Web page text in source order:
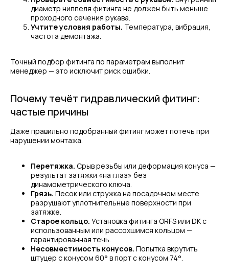
диаметр ниппеля фитинга не должен быть меньше
проходного сечения рукава.
Учтите условия работы. Температура, вибрация,
частота демонтажа.
Точный подбор фитинга по параметрам выполнит
менеджер — это исключит риск ошибки.
Почему течёт гидравлический фитинг:
частые причины
Даже правильно подобранный фитинг может потечь при
нарушении монтажа.
Перетяжка. Срыв резьбы или деформация конуса —
результат затяжки «на глаз» без
динамометрического ключа.
Грязь. Песок или стружка на посадочном месте
разрушают уплотнительные поверхности при
затяжке.
Старое кольцо. Установка фитинга ORFS или DK с
использованным или рассохшимся кольцом —
гарантированная течь.
Несовместимость конусов. Попытка вкрутить
штуцер с конусом 60° в порт с конусом 74°.